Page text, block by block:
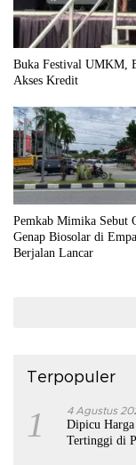
Buka Festival UMKM,
Akses Kredit
Pemkab Mimika Sebut
Genap Biosolar di
Berjalan Lancar
Terpopuler
1 4 Agustus
Dipicu
Tertinggi di